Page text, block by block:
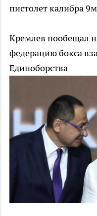
пистолет калибра
Кремлев пообещал
федерацию бокса
Единоборства